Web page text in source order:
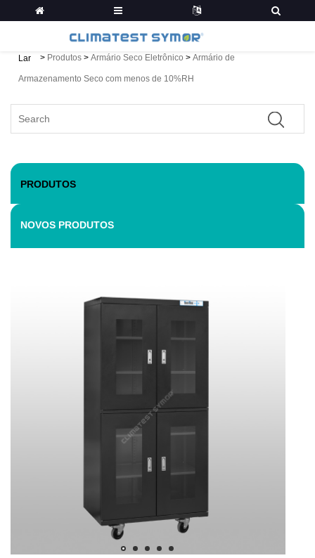
Lar > Produtos > Armário Seco Eletrônico > Armário de
Armazenamento Seco com menos de 10%RH
PRODUTOS
NOVOS PRODUTOS